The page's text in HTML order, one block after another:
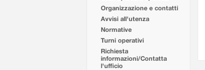
Organizzazione e contatti
Avvisi all'utenza
Normative
Turni operativi
Richiesta
informazioni/Contatta
l'ufficio